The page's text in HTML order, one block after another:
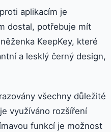
aplikacím je
dostal, potřebuje mít
KeepKey, které
a lesklý černý design,
všechny důležité
využíváno rozšíření
funkcí je možnost